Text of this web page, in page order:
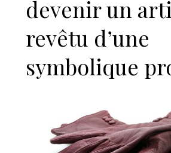
devenir un
revêtu d’une
symbolique